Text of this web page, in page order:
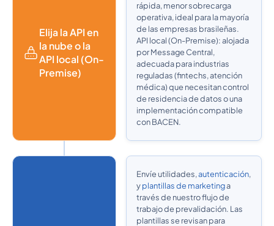
Elija la API en
la nube o la
API local (On-
Premise)
rápida, menor sobrecarga
operativa, ideal para la mayoría
de las empresas brasileñas.
API local (On-Premise): alojada
por Message Central,
adecuada para industrias
reguladas (fintechs, atención
médica) que necesitan control
de residencia de datos o una
implementación compatible
con BACEN.
Envíe utilidades,autenticación,
yplantillas de marketinga
través de nuestro flujo de
trabajo de prevalidación. Las
plantillas se revisan para